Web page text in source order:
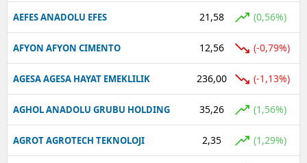
AEFES ANADOLU EFES 21,58 (0,56%)
AFYON AFYON CIMENTO 12,56 (-0,79%)
AGESA AGESA HAYAT EMEKLILIK 236,00 (-1,13%)
AGHOL ANADOLU GRUBU HOLDING 35,26 (1,56%)
AGROT AGROTECH TEKNOLOJI 2,35 (1,29%)